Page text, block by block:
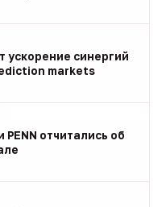
ускорение синергий
markets
отчитались об